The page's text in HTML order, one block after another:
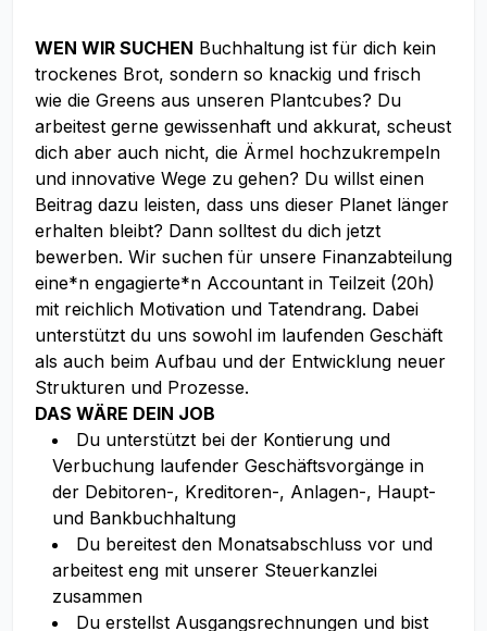
WEN WIR SUCHEN Buchhaltung ist für dich kein
trockenes Brot, sondern so knackig und frisch
wie die Greens aus unseren Plantcubes? Du
arbeitest gerne gewissenhaft und akkurat, scheust
dich aber auch nicht, die Ärmel hochzukrempeln
und innovative Wege zu gehen? Du willst einen
Beitrag dazu leisten, dass uns dieser Planet länger
erhalten bleibt? Dann solltest du dich jetzt
bewerben. Wir suchen für unsere Finanzabteilung
eine*n engagierte*n Accountant in Teilzeit (20h)
mit reichlich Motivation und Tatendrang. Dabei
unterstützt du uns sowohl im laufenden Geschäft
als auch beim Aufbau und der Entwicklung neuer
Strukturen und Prozesse.
DAS WÄRE DEIN JOB
Du unterstützt bei der Kontierung und
Verbuchung laufender Geschäftsvorgänge in
der Debitoren-, Kreditoren-, Anlagen-, Haupt-
und Bankbuchhaltung
Du bereitest den Monatsabschluss vor und
arbeitest eng mit unserer Steuerkanzlei
zusammen
Du erstellst Ausgangsrechnungen und bist